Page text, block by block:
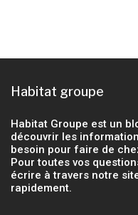
Habitat groupe
Habitat Groupe est un
découvrir les
besoin pour faire de
Pour toutes vos
écrire à travers notre
rapidement.